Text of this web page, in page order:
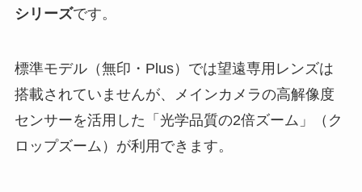
シリーズです。
標準モデル（無印・Plus）では望遠専用レンズは
搭載されていませんが、メインカメラの高解像度
センサーを活用した「光学品質の2倍ズーム」（ク
ロップズーム）が利用できます。